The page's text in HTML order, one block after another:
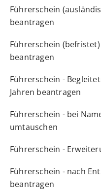
Führerschein
beantragen
Führerschein
beantragen
Führerschein -
Jahren beantragen
Führerschein - bei
umtauschen
Führerschein -
Führerschein - nach
beantragen